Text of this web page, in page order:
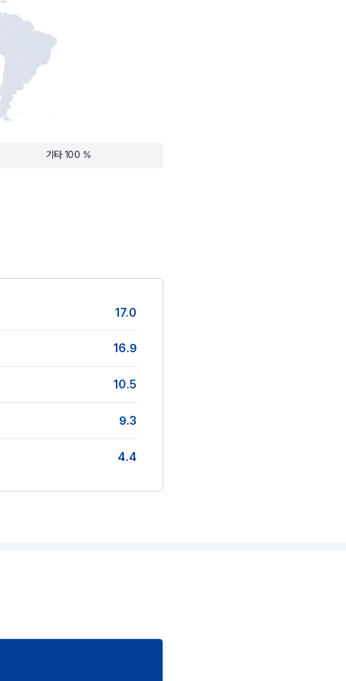
기타 100 %
17.0
16.9
10.5
9.3
4.4